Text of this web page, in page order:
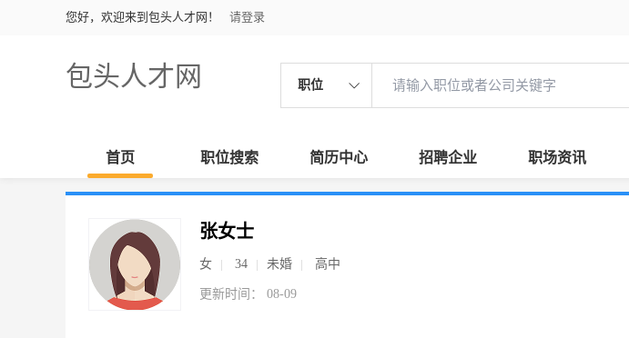
您好，欢迎来到包头人才网！ 请登录
包头人才网 职位
首页 职位搜索 简历中心 招聘企业 职场资讯
张女士
女 34 未婚 高中
更新时间： 08-09